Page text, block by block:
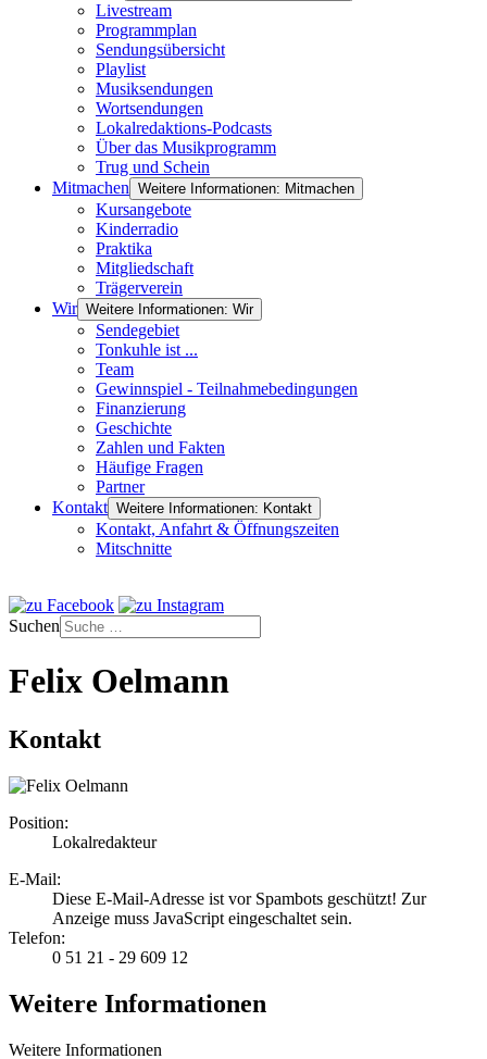
Livestream
Programmplan
Sendungsübersicht
Playlist
Musiksendungen
Wortsendungen
Lokalredaktions-Podcasts
Über das Musikprogramm
Trug und Schein
Mitmachen Weitere Informationen: Mitmachen
Kursangebote
Kinderradio
Praktika
Mitgliedschaft
Trägerverein
Wir Weitere Informationen: Wir
Sendegebiet
Tonkuhle ist ...
Team
Gewinnspiel - Teilnahmebedingungen
Finanzierung
Geschichte
Zahlen und Fakten
Häufige Fragen
Partner
Kontakt Weitere Informationen: Kontakt
Kontakt, Anfahrt & Öffnungszeiten
Mitschnitte
Suchen
Felix Oelmann
Kontakt
Position:
Lokalredakteur
E-Mail:
Diese E-Mail-Adresse ist vor Spambots geschützt! Zur
Anzeige muss JavaScript eingeschaltet sein.
Telefon:
0 51 21 - 29 609 12
Weitere Informationen
Weitere Informationen